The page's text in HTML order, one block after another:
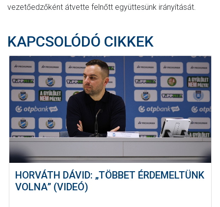
vezetőedzőként átvette felnőtt együttesünk irányítását.
KAPCSOLÓDÓ CIKKEK
HORVÁTH DÁVID: „TÖBBET ÉRDEMELTÜNK
VOLNA” (VIDEÓ)